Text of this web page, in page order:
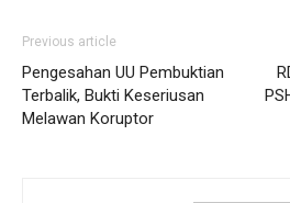
Previous article
Pengesahan UU Pembuktian
Terbalik, Bukti Keseriusan
Melawan Koruptor